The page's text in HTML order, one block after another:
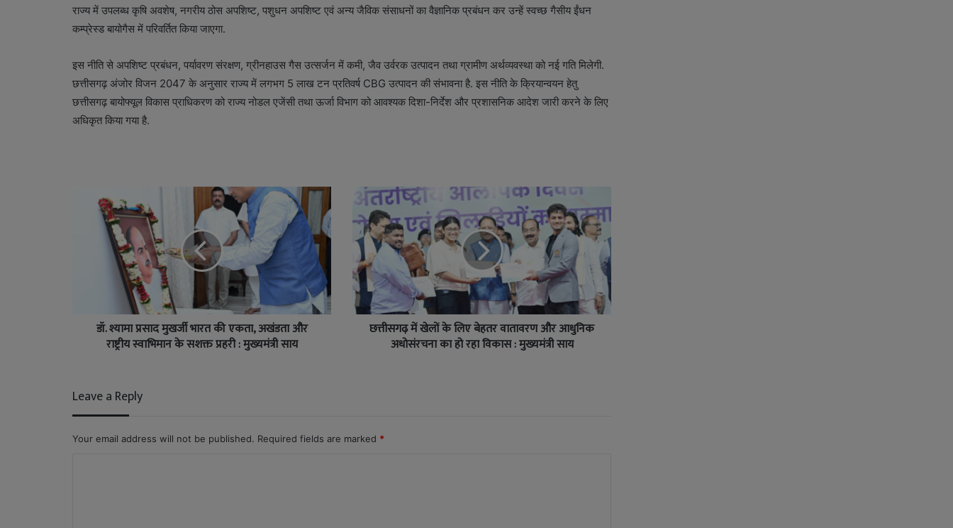
राज्य में उपलब्ध कृषि अवशेष, नगरीय ठोस अपशिष्ट, पशुधन अपशिष्ट एवं अन्य जैविक संसाधनों का वैज्ञानिक प्रबंधन कर उन्हें स्वच्छ गैसीय ईंधन
कम्प्रेस्ड बायोगैस में परिवर्तित किया जाएगा.
इस नीति से अपशिष्ट प्रबंधन, पर्यावरण संरक्षण, ग्रीनहाउस गैस उत्सर्जन में कमी, जैव उर्वरक उत्पादन तथा ग्रामीण अर्थव्यवस्था को नई गति मिलेगी.
छत्तीसगढ़ अंजोर विजन 2047 के अनुसार राज्य में लगभग 5 लाख टन प्रतिवर्ष CBG उत्पादन की संभावना है. इस नीति के क्रियान्वयन हेतु
छत्तीसगढ़ बायोफ्यूल विकास प्राधिकरण को राज्य नोडल एजेंसी तथा ऊर्जा विभाग को आवश्यक दिशा-निर्देश और प्रशासनिक आदेश जारी करने के लिए
अधिकृत किया गया है.
डॉ. श्यामा प्रसाद मुखर्जी भारत की एकता, अखंडता और
राष्ट्रीय स्वाभिमान के सशक्त प्रहरी : मुख्यमंत्री साय
छत्तीसगढ़ में खेलों के लिए बेहतर वातावरण और आधुनिक
अधोसंरचना का हो रहा विकास : मुख्यमंत्री साय
Leave a Reply
Your email address will not be published. Required fields are marked *